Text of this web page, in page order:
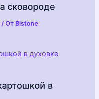
сковороде
/ От Blstone
в